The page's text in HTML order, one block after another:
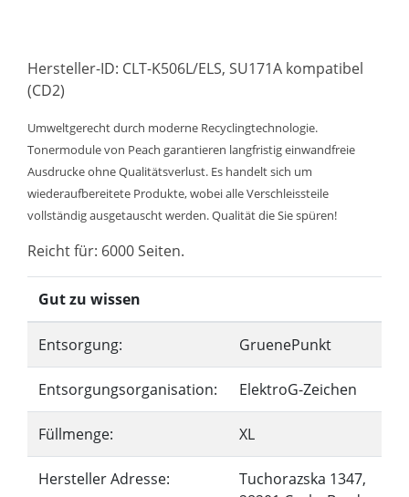
Hersteller-ID: CLT-K506L/ELS, SU171A kompatibel
(CD2)
Umweltgerecht durch moderne Recyclingtechnologie.
Tonermodule von Peach garantieren langfristig einwandfreie
Ausdrucke ohne Qualitätsverlust. Es handelt sich um
wiederaufbereitete Produkte, wobei alle Verschleissteile
vollständig ausgetauscht werden. Qualität die Sie spüren!
Reicht für: 6000 Seiten.
Gut zu wissen
Entsorgung: GruenePunkt
Entsorgungsorganisation: ElektroG-Zeichen
Füllmenge: XL
Hersteller Adresse:
Tuchorazska 1347,